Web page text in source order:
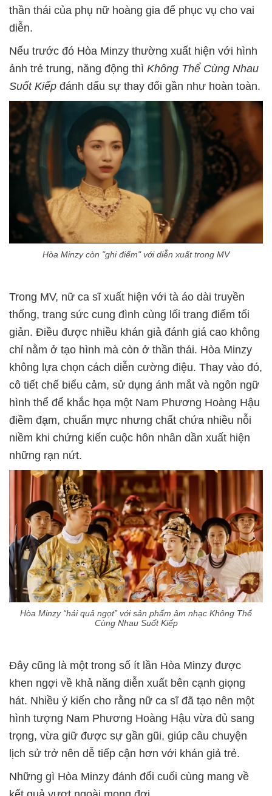
thần thái của phụ nữ hoàng gia để phục vụ cho vai
diễn.
Nếu trước đó Hòa Minzy thường xuất hiện với hình
ảnh trẻ trung, năng động thì Không Thể Cùng Nhau
Suốt Kiếp đánh dấu sự thay đổi gần như hoàn toàn.
Hòa Minzy còn "ghi điểm" với diễn xuất trong MV
Trong MV, nữ ca sĩ xuất hiện với tà áo dài truyền
thống, trang sức cung đình cùng lối trang điểm tối
giản. Điều được nhiều khán giả đánh giá cao không
chỉ nằm ở tạo hình mà còn ở thần thái. Hòa Minzy
không lựa chọn cách diễn cường điệu. Thay vào đó,
cô tiết chế biểu cảm, sử dụng ánh mắt và ngôn ngữ
hình thể để khắc họa một Nam Phương Hoàng Hậu
điềm đạm, chuẩn mực nhưng chất chứa nhiều nỗi
niềm khi chứng kiến cuộc hôn nhân dần xuất hiện
những rạn nứt.
Hòa Minzy “hái quả ngọt” với sản phẩm âm nhạc Không Thể
Cùng Nhau Suốt Kiếp
Đây cũng là một trong số ít lần Hòa Minzy được
khen ngợi về khả năng diễn xuất bên cạnh giọng
hát. Nhiều ý kiến cho rằng nữ ca sĩ đã tạo nên một
hình tượng Nam Phương Hoàng Hậu vừa đủ sang
trọng, vừa giữ được sự gần gũi, giúp câu chuyện
lịch sử trở nên dễ tiếp cận hơn với khán giả trẻ.
Những gì Hòa Minzy đánh đổi cuối cùng mang về